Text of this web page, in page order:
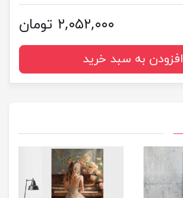
۲,۰۵۲,۰۰۰ تومان
افزودن به سبد خرید